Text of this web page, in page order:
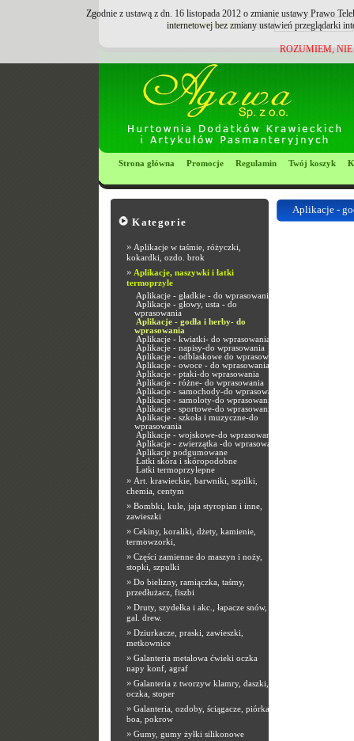
Zarejestruj się Login:
Strona główna Promocje Regulamin Twój koszyk
Kategorie
» Aplikacje w taśmie, różyczki,
kokardki, ozdo. brok
» Aplikacje, naszywki i łatki
termoprzyle
Aplikacje - gładkie - do wprasowania
Aplikacje - głowy, usta - do
wprasowania
Aplikacje - godła i herby- do
wprasowania
Aplikacje - kwiatki- do wprasowania
Aplikacje - napisy-do wprasowania
Aplikacje - odblaskowe do wprasowania
Aplikacje - owoce - do wprasowania
Aplikacje - ptaki-do wprasowania
Aplikacje - różne- do wprasowania
Aplikacje - samochody-do wprasowania
Aplikacje - samoloty-do wprasowania
Aplikacje - sportowe-do wprasowania
Aplikacje - szkoła i muzyczne-do
wprasowania
Aplikacje - wojskowe-do wprasowania
Aplikacje - zwierzątka -do wprasowania
Aplikacje podgumowane
Łatki skóra i skóropodobne
Łatki termoprzylepne
» Art. krawieckie, barwniki, szpilki,
chemia, centym
» Bombki, kule, jaja styropian i inne,
zawieszki
» Cekiny, koraliki, dżety, kamienie,
termowzorki,
» Części zamienne do maszyn i noży,
stopki, szpulki
» Do bielizny, ramiączka, taśmy,
przedłużacz, fiszbi
» Druty, szydełka i akc., łapacze snów,
gal. drew.
» Dziurkacze, praski, zawieszki,
metkownice
» Galanteria metalowa ćwieki oczka
napy konf, agraf
» Galanteria z tworzyw klamry, daszki,
oczka, stoper
» Galanteria, ozdoby, ściągacze, piórka,
boa, pokrow
» Gumy, gumy żyłki silikonowe
Aplikacje -
Zgodnie z ustawą z dn. 16 listopada 2012 o zmianie ustawy Prawo
internetowej bez zmiany ustawień przeglądarki
ROZUMIEM,